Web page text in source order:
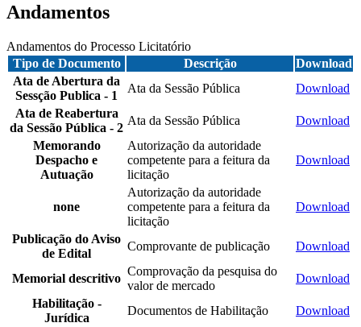
Andamentos
Andamentos do Processo Licitatório
Tipo de Documento
Descrição
Download
Ata de Abertura da
Sessção Publica - 1
Ata da Sessão Pública
Download
Ata de Reabertura
da Sessão Pública - 2
Ata da Sessão Pública
Download
Memorando
Despacho e
Autuação
Autorização da autoridade
competente para a feitura da
licitação
Download
none
Autorização da autoridade
competente para a feitura da
licitação
Download
Publicação do Aviso
de Edital
Comprovante de publicação Download
Memorial descritivo
Comprovação da pesquisa do
valor de mercado
Download
Habilitação -
Jurídica
Documentos de Habilitação
Download